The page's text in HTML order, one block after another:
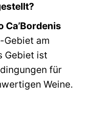
Ca’Bordenis
Gebiet am
Gebiet ist
für
Weine.